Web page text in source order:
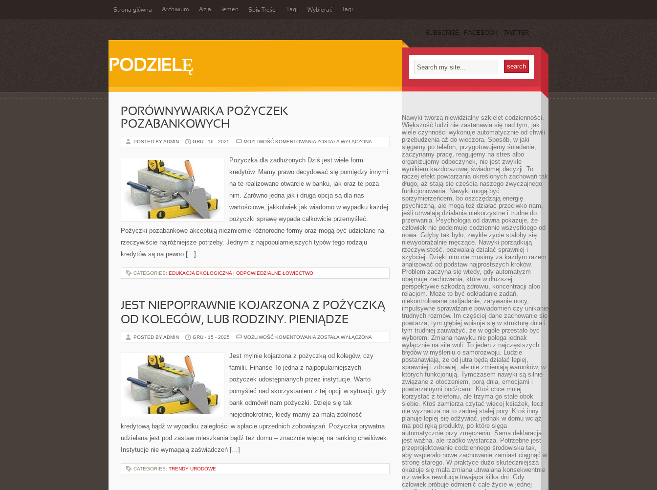
Strona główna Archiwum Azja Jemen Spis Treści Tagi Wybierać Tagi
SUBSCRIBE FACEBOOK TWITTER
PODZIELĘ
PORÓWNYWARKA POŻYCZEK
POZABANKOWYCH
POSTED BY ADMIN GRU - 16 - 2025 MOŻLIWOŚĆ KOMENTOWANIA PORÓWNYWARKA
ZOSTAŁA WYŁĄCZONA
Pożyczka dla zadłużonych Dziś jest wiele form
kredytów. Mamy prawo decydować się pomiędzy innymi
na te realizowane otwarcie w banku, jak oraz te poza
nim. Zarówno jedna jak i druga opcja są dla nas
wartościowe, jakkolwiek jak wiadomo w wypadku każdej
pożyczki sprawę wypada całkowicie przemyśleć.
Pożyczki pozabankowe akceptują niezmiernie różnorodne formy oraz mogą być udzielane na
rzeczywiście najróżniejsze potrzeby. Jednym z najpopularniejszych typów tego rodzaju
kredytów są na pewno […]
CATEGORIES: EDUKACJA EKOLOGICZNA I ODPOWIEDZIALNE ŁOWIECTWO
JEST NIEPOPRAWNIE KOJARZONA Z POŻYCZKĄ
OD KOLEGÓW, LUB RODZINY. PIENIĄDZE
POSTED BY ADMIN GRU - 15 - 2025 MOŻLIWOŚĆ KOMENTOWANIA JEST
POŻYCZKĄ
KOLEGÓW,
RODZINY.
ZOSTAŁA WYŁĄCZONA
Jest mylnie kojarzona z pożyczką od kolegów, czy
familii. Finanse To jedna z najpopularniejszych
pożyczek udostępnianych przez instytucje. Warto
pomyśleć nad skorzystaniem z tej opcji w sytuacji, gdy
bank odmówił nam pożyczki. Dzieje się tak
niejednokrotnie, kiedy mamy za małą zdolność
kredytową bądź w wypadku zaległości w spłacie uprzednich zobowiązań. Pożyczka prywatna
udzielana jest pod zastaw mieszkania bądź też domu – znacznie więcej na ranking chwilówek.
Instytucje nie wymagają zaświadczeń […]
CATEGORIES: TRENDY URODOWE
Nawyki tworzą niewidzialny szkielet codzienności.
Większość ludzi nie zastanawia się nad tym, jak
wiele czynności wykonuje automatycznie od chwili
przebudzenia aż do wieczora. Sposób, w jaki
sięgamy po telefon, przygotowujemy śniadanie,
zaczynamy pracę, reagujemy na stres albo
organizujemy odpoczynek, nie jest zwykle
wynikiem każdorazowej świadomej decyzji. To
raczej efekt powtarzania określonych zachowań tak
długo, aż stają się częścią naszego zwyczajnego
funkcjonowania. Nawyki mogą być
sprzymierzeńcem, bo oszczędzają energię
psychiczną, ale mogą też działać przeciwko nam,
jeśli utrwalają działania niekorzystne i trudne do
przerwania. Psychologia od dawna pokazuje, że
człowiek nie podejmuje codziennie wszystkiego od
nowa. Gdyby tak było, zwykłe życie stałoby się
niewyobrażalnie męczące. Nawyki porządkują
rzeczywistość, pozwalają działać sprawniej i
szybciej. Dzięki nim nie musimy za każdym razem
analizować od podstaw najprostszych kroków.
Problem zaczyna się wtedy, gdy automatyzm
obejmuje zachowania, które w dłuższej
perspektywie szkodzą zdrowiu, koncentracji albo
relacjom. Może to być odkładanie zadań,
niekontrolowane podjadanie, zarywanie nocy,
impulsywne sprawdzanie powiadomień czy unikanie
trudnych rozmów. Im częściej dane zachowanie się
powtarza, tym głębiej wpisuje się w strukturę dnia i
tym trudniej zauważyć, że w ogóle przestało być
wyborem. Zmiana nawyku nie polega jednak
wyłącznie na sile woli. To jeden z najczęstszych
błędów w myśleniu o samorozwoju. Ludzie
postanawiają, że od jutra będą działać lepiej,
sprawniej i zdrowiej, ale nie zmieniają warunków, w
których funkcjonują. Tymczasem nawyki są silnie
związane z otoczeniem, porą dnia, emocjami i
powtarzalnymi bodźcami. Ktoś chce mniej
korzystać z telefonu, ale trzyma go stale obok
siebie. Ktoś zamierza czytać więcej książek, lecz
nie wyznacza na to żadnej stałej pory. Ktoś inny
planuje lepiej się odżywiać, jednak w domu wciąż
ma pod ręką produkty, po które sięga
automatycznie przy zmęczeniu. Sama deklaracja
jest ważna, ale rzadko wystarcza. Potrzebne jest
przeprojektowanie codziennego środowiska tak,
aby wspierało nowe zachowanie zamiast ciągnąć w
stronę starego. W praktyce dużo skuteczniejsza
okazuje się mała zmiana utrwalana konsekwentnie
niż wielka rewolucja trwająca kilka dni. Gdy
człowiek próbuje odmienić całe życie w jednej